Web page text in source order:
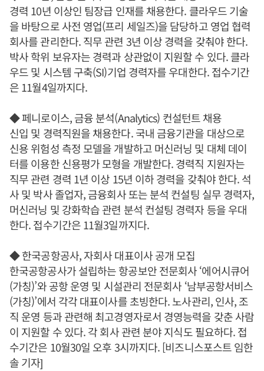
경력 10년 이상인 팀장급 인재를 채용한다. 클라우드 기술
을 바탕으로 사전 영업(프리 세일즈)을 담당하고 영업 협력
회사를 관리한다. 직무 관련 3년 이상 경력을 갖춰야 한다.
박사 학위 보유자는 경력과 상관없이 지원할 수 있다. 클라
우드 및 시스템 구축(SI)기업 경력자를 우대한다. 접수기간
은 11월4일까지다.
◆ 페니로이스, 금융 분석(Analytics) 컨설턴트 채용
신입 및 경력직원을 채용한다. 국내 금융기관을 대상으로
신용 위험성 측정 모델을 개발하고 머신러닝 및 대체 데이
터를 이용한 신용평가 모형을 개발한다. 경력직 지원자는
직무 관련 경력 1년 이상 15년 이하 경력을 갖춰야 한다. 석
사 및 박사 졸업자, 금융회사 또는 분석 컨설팅 실무 경력자,
머신러닝 및 강화학습 관련 분석 컨설팅 경력자 등을 우대
한다. 접수기간은 11월3일까지다.
◆ 한국공항공사, 자회사 대표이사 공개 모집
한국공항공사가 설립하는 항공보안 전문회사 ‘에어시큐어
(가칭)’와 공항 운영 및 시설관리 전문회사 ‘남부공항서비스
(가칭)’에서 각각 대표이사를 초빙한다. 노사관리, 인사, 조
직 운영 등과 관련해 최고경영자로서 경영능력을 갖춘 사람
이 지원할 수 있다. 각 회사 관련 분야 지식도 필요하다. 접
수기간은 10월30일 오후 3시까지다. [비즈니스포스트 임한
솔 기자]